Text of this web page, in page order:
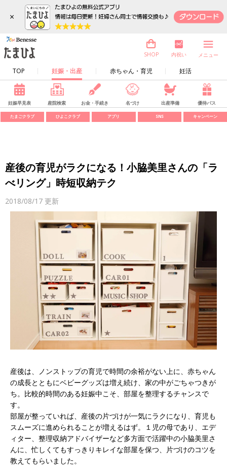
×
TOP 妊娠・出産 赤ちゃん・育児 妊活
SHOP 内祝い メニュー
妊娠早見表 産院検索 お金・手続き 名づけ 出産準備 優待パス
たまごクラブ ひよこクラブ アプリ SNS キャンペーン
産後の育児がラクになる！小脇美里さんの「ラ
べリング」時短収納テク
2018/08/17 更新
産後は、ノンストップの育児で時間の余裕がない上に、赤ちゃん
の成長とともにベビーグッズは増え続け、家の中がごちゃつきが
ち。比較的時間のある妊娠中こそ、部屋を整理するチャンスで
す。
部屋が整っていれば、産後の片づけが一気にラクになり、育児も
スムーズに進められることが増えるはず。１児の母であり、エデ
ィター、整理収納アドバイザーなど多方面で活躍中の小脇美里さ
んに、忙しくてもすっきりキレイな部屋を保つ、片づけのコツを
教えてもらいました。